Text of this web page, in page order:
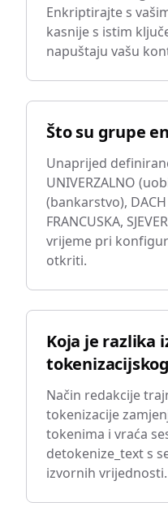
Enkriptirajte s
kasnije s istim
napuštaju vašu
Što su grupe
Unaprijed
UNIVERZALNO
(bankarstvo),
FRANCUSKA,
vrijeme pri
otkriti.
Koja je razlika
Način redakcije
tokenizacije
tokenima i vraća
detokenize_text s
izvornih vrijednosti.